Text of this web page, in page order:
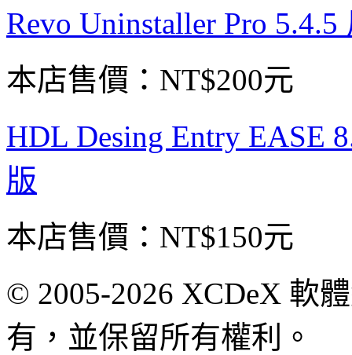
Revo Uninstaller Pro
本店售價： NT$200元
HDL Desing Entry EASE
版
本店售價： NT$150元
© 2005-2026 XCDeX 軟
有，並保留所有權利。